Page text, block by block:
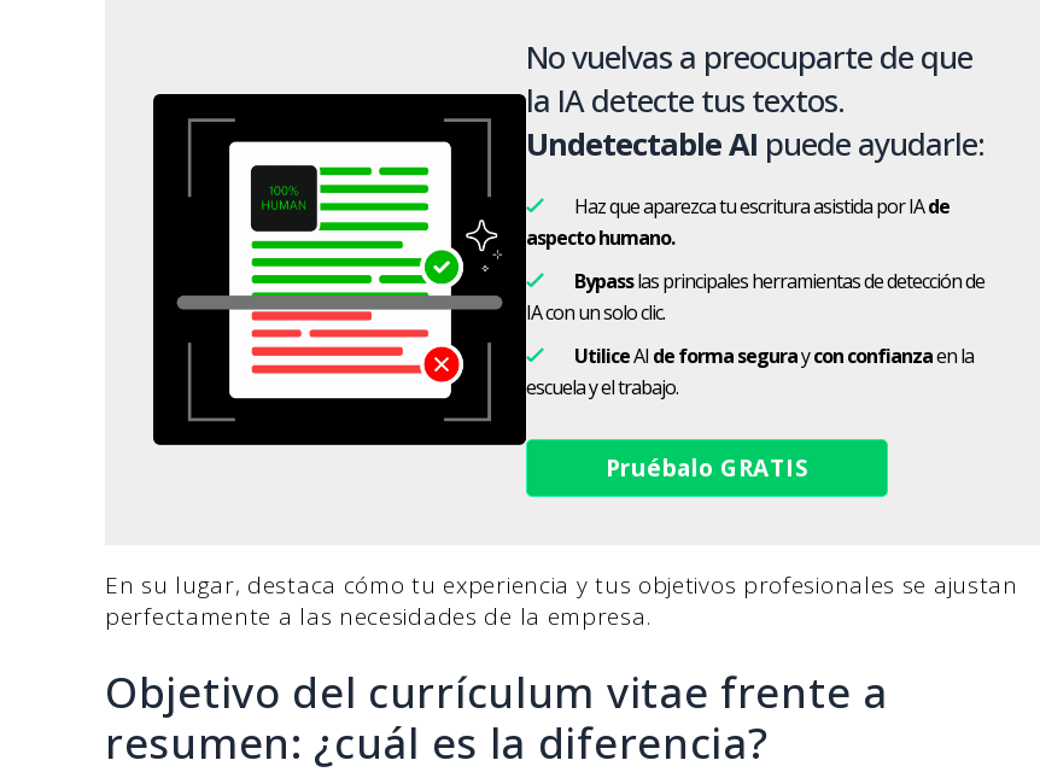
No vuelvas a preocuparte de que
la IA detecte tus textos.
Undetectable AI puede ayudarle:
Haz que aparezca tu escritura asistida por IAde
aspecto humano.
Bypasslas principales herramientas de detección de
IA con un solo clic.
UtiliceAI de forma seguraycon confianzaen la
escuela y el trabajo.
Pruébalo GRATIS
En su lugar, destaca cómo tu experiencia y tus objetivos profesionales se ajustan
perfectamente a las necesidades de la empresa.
Objetivo del currículum vitae frente a
resumen: ¿cuál es la diferencia?